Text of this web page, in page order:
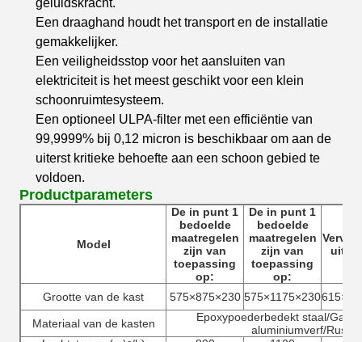
Een draaghand houdt het transport en de installatie
gemakkelijker.
Een veiligheidsstop voor het aansluiten van
elektriciteit is het meest geschikt voor een klein
schoonruimtesysteem.
Een optioneel ULPA-filter met een efficiëntie van
99,9999% bij 0,12 micron is beschikbaar om aan de
uiterst kritieke behoefte aan een schoon gebied te
voldoen.
Productparameters
Model
De in punt 1
bedoelde
maatregelen
zijn van
toepassing
op:
De in punt 1
bedoelde
maatregelen
zijn van
toepassing
op:
uit
Grootte van de kast 575×875×230 575×1175×230
Materiaal van de kasten
Epoxypoederbedekt staal/
aluminiumverf/